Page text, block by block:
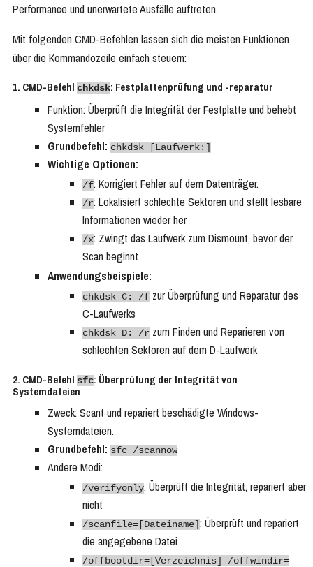
Performance und unerwartete Ausfälle auftreten.
Mit folgenden CMD-Befehlen lassen sich die meisten Funktionen
über die Kommandozeile einfach steuern:
1. CMD-Befehl chkdsk: Festplattenprüfung und -reparatur
Funktion: Überprüft die Integrität der Festplatte und behebt
Systemfehler
Grundbefehl: chkdsk [Laufwerk:]
Wichtige Optionen:
/f: Korrigiert Fehler auf dem Datenträger.
/r: Lokalisiert schlechte Sektoren und stellt lesbare
Informationen wieder her
/x: Zwingt das Laufwerk zum Dismount, bevor der
Scan beginnt
Anwendungsbeispiele:
chkdsk C: /f zur Überprüfung und Reparatur des
C-Laufwerks
chkdsk D: /r zum Finden und Reparieren von
schlechten Sektoren auf dem D-Laufwerk
2. CMD-Befehl sfc: Überprüfung der Integrität von
Systemdateien
Zweck: Scant und repariert beschädigte Windows-
Systemdateien.
Grundbefehl: sfc /scannow
Andere Modi:
/verifyonly: Überprüft die Integrität, repariert aber
nicht
/scanfile=[Dateiname]: Überprüft und repariert
die angegebene Datei
/offbootdir=[Verzeichnis] /offwindir=